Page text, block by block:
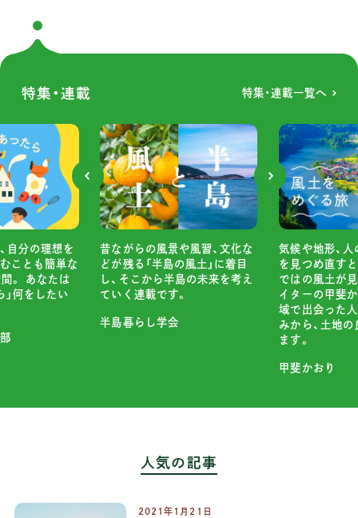
特集・連載 特集・連載一覧へ
の風景や風習、文化な
「半島の風土」に着目
から半島の未来を考え
載です。
気候や地形、人の暮らしや風習
を見つめ直すと、その土地なら
ではの風土が見えてきます。ラ
イターの甲斐かおりさんが、地
域で出会った人びとの言葉や営
みから、土地の良さをひもとき
小さ
ぎゅ
「小
「小
です
人気の記事
2021年1 月 21
日